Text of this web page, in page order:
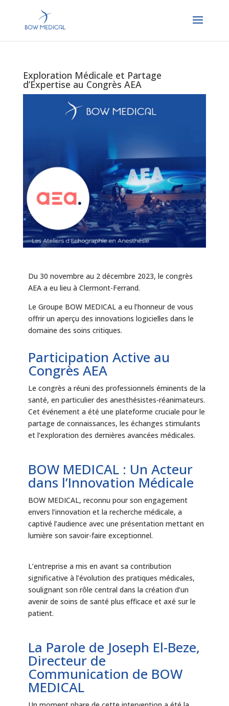
Exploration Médicale et Partage
d’Expertise au Congrès AEA
Du 30 novembre au 2 décembre 2023, le congrès
AEA a eu lieu à Clermont-Ferrand.
Le Groupe BOW MEDICAL a eu l’honneur de vous
offrir un aperçu des innovations logicielles dans le
domaine des soins critiques.
Participation Active au
Congrès AEA
Le congrès a réuni des professionnels éminents de la
santé, en particulier des anesthésistes-réanimateurs.
Cet événement a été une plateforme cruciale pour le
partage de connaissances, les échanges stimulants
et l’exploration des dernières avancées médicales.
BOW MEDICAL : Un Acteur
dans l’Innovation Médicale
BOW MEDICAL, reconnu pour son engagement
envers l’innovation et la recherche médicale, a
captivé l’audience avec une présentation mettant en
lumière son savoir-faire exceptionnel.
L’entreprise a mis en avant sa contribution
significative à l’évolution des pratiques médicales,
soulignant son rôle central dans la création d’un
avenir de soins de santé plus efficace et axé sur le
patient.
La Parole de Joseph El-Beze,
Directeur de
Communication de BOW
MEDICAL